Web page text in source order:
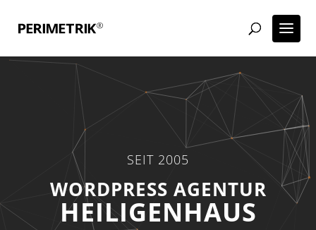
SEIT 2005
ECOMMERCE AGENTUR
HEILIGENHAUS